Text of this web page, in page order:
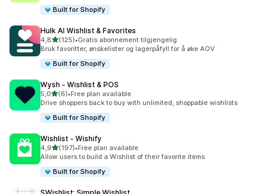
Built for Shopify
Hulk AI Wishlist & Favorites
4,8av 5 stjerner
(125)
Totalt 125 omtaler
•Gratis abonnement tilgjengelig
Bruk favoritter, ønskelister og lagerpåfyll for å øke AOV
Built for Shopify
Wysh ‑ Wishlist & POS
5,0av 5 stjerner
(6)
Totalt 6 omtaler
•Free plan available
Drive shoppers back to buy with unlimited, shoppable wishlists
Built for Shopify
Wishlist ‑ Wishify
4,9av 5 stjerner
(197)
Totalt 197 omtaler
•Free plan available
Allow users to build a Wishlist of their favorite items
Built for Shopify